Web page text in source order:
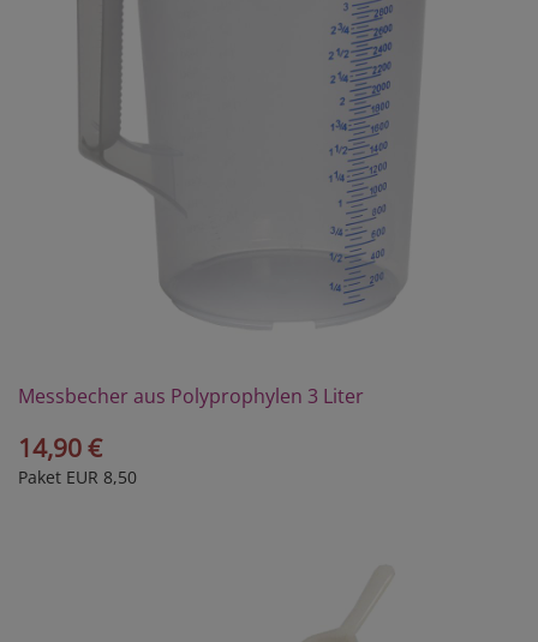
Messbecher aus Polyprophylen 3 Liter
14,90 €
Paket EUR 8,50